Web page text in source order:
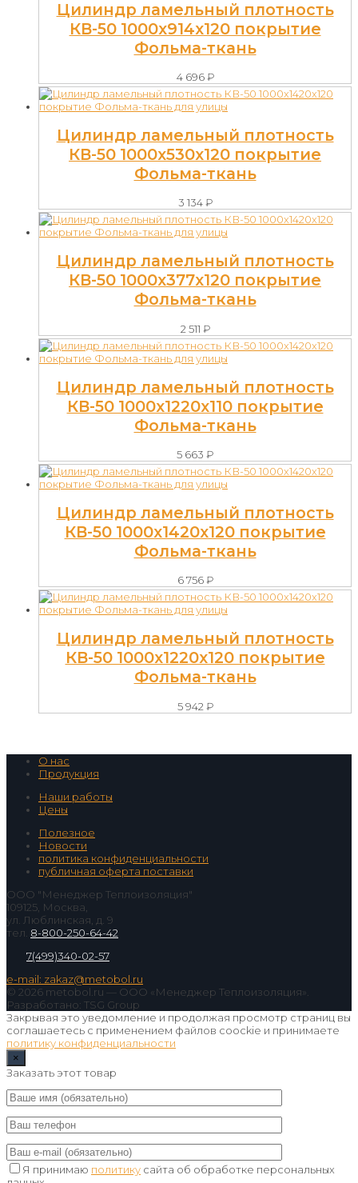
Цилиндр ламельный плотность
КВ-50 1000х914х120 покрытие
Фольма-ткань
4 696₽
Цилиндр ламельный плотность
КВ-50 1000х530х120 покрытие
Фольма-ткань
3 134₽
Цилиндр ламельный плотность
КВ-50 1000х377х120 покрытие
Фольма-ткань
2 511 ₽
Цилиндр ламельный плотность
КВ-50 1000х1220х110 покрытие
Фольма-ткань
5 663 ₽
Цилиндр ламельный плотность
КВ-50 1000х1420х120 покрытие
Фольма-ткань
6 756₽
Цилиндр ламельный плотность
КВ-50 1000х1220х120 покрытие
Фольма-ткань
5 942 ₽
О нас
Продукция
Наши работы
Цены
Полезное
Новости
политика конфиденциальности
публичная оферта поставки
ООО "Менеджер Теплоизоляция"
109125, Москва,
ул. Люблинская, д. 9
тел. 8-800-250-64-42
7(499)340-02-57
e-mail: zakaz@metobol.ru
© 2026 metobol.ru — ООО «Менеджер Теплоизоляция».
Разработано: TSG Group
Закрывая это уведомление и продолжая просмотр страниц вы
соглашаетесь с применением файлов coockie и принимаете
политику конфиденциальности
×
Заказать этот товар
Я принимаю политику сайта об обработке персональных